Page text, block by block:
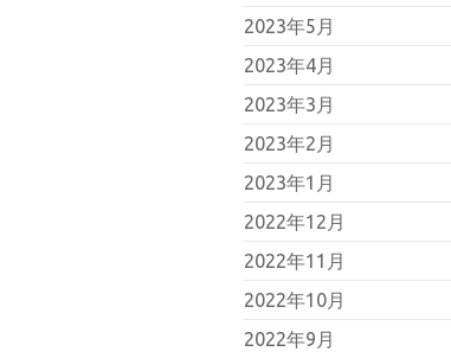
2023年5月
2023年4月
2023年3月
2023年2月
2023年1月
2022年12月
2022年11月
2022年10月
2022年9月